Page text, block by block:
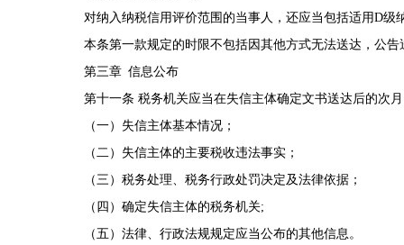
对纳入纳税信用评价范围的当事人，还应当包括适用D级
本条第一款规定的时限不包括因其他方式无法送达，公
第三章 信息公布
第十一条 税务机关应当在失信主体确定文书送达后的次
（一）失信主体基本情况；
（二）失信主体的主要税收违法事实；
（三）税务处理、税务行政处罚决定及法律依据；
（四）确定失信主体的税务机关;
（五）法律、行政法规规定应当公布的其他信息。